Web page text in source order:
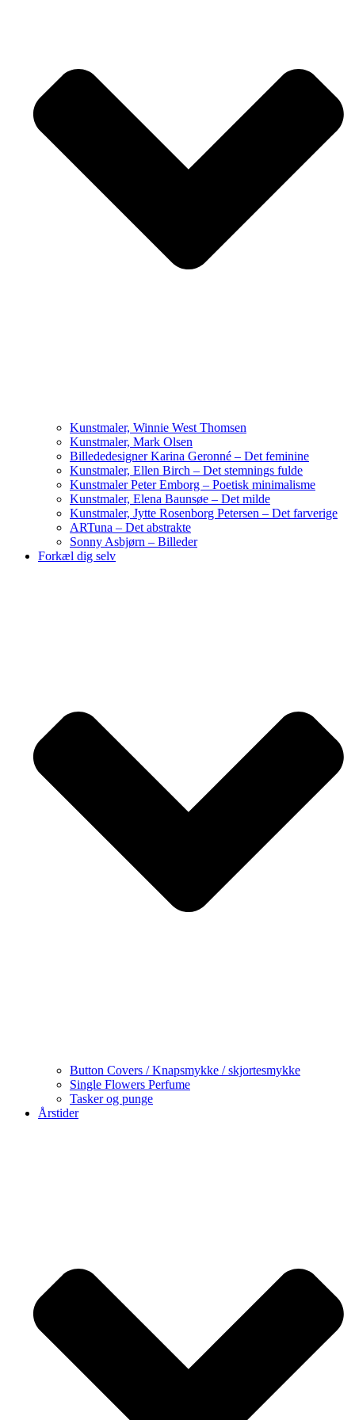
Kunstmaler, Winnie West Thomsen
Kunstmaler, Mark Olsen
Billededesigner Karina Geronné – Det feminine
Kunstmaler, Ellen Birch – Det stemnings fulde
Kunstmaler Peter Emborg – Poetisk minimalisme
Kunstmaler, Elena Baunsøe – Det milde
Kunstmaler, Jytte Rosenborg Petersen – Det farverige
ARTuna – Det abstrakte
Sonny Asbjørn – Billeder
Forkæl dig selv
Button Covers / Knapsmykke / skjortesmykke
Single Flowers Perfume
Tasker og punge
Årstider